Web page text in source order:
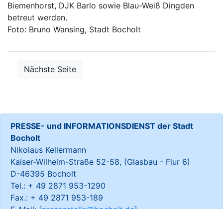
Biemenhorst, DJK Barlo sowie Blau-Weiß Dingden
betreut werden.
Foto: Bruno Wansing, Stadt Bocholt
Nächste Seite
PRESSE- und INFORMATIONSDIENST der Stadt
Bocholt
Nikolaus Kellermann
Kaiser-Wilhelm-Straße 52-58, (Glasbau - Flur 6)
D-46395 Bocholt
Tel.: + 49 2871 953-1290
Fax.: + 49 2871 953-189